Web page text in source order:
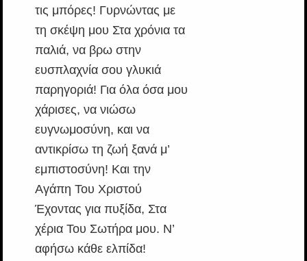
τις μπόρες! Γυρνώντας με
τη σκέψη μου Στα χρόνια τα
παλιά, να βρω στην
ευσπλαχνία σου γλυκιά
παρηγοριά! Για όλα όσα μου
χάρισες, να νιώσω
ευγνωμοσύνη, και να
αντικρίσω τη ζωή ξανά μ’
εμπιστοσύνη! Και την
Αγάπη Του Χριστού
Έχοντας για πυξίδα, Στα
χέρια Του Σωτήρα μου. Ν’
αφήσω κάθε ελπίδα!